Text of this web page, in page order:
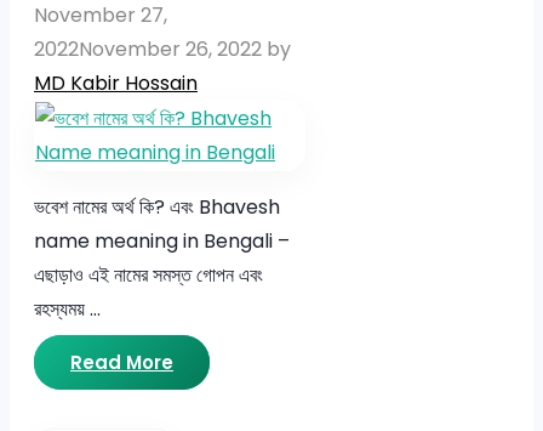
November 27,
2022November 26, 2022 by
MD Kabir Hossain
ভবেশ নামের অর্থ কি? এবং Bhavesh
name meaning in Bengali –
এছাড়াও এই নামের সমস্ত গোপন এবং
রহস্যময় …
Read More